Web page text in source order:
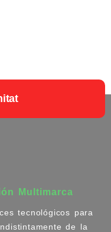
Multimarca
tecnológicos para
de la